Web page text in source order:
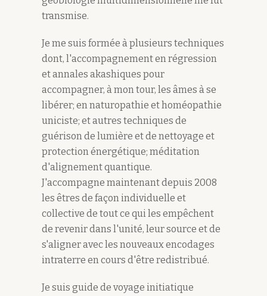
transmise.
Je me suis formée à plusieurs techniques
dont, l'accompagnement en régression
et annales akashiques pour
accompagner, à mon tour, les âmes à se
libérer; en naturopathie et homéopathie
uniciste; et autres techniques de
guérison de lumière et de nettoyage et
protection énergétique; méditation
d'alignement quantique.
J'accompagne maintenant depuis 2008
les êtres de façon individuelle et
collective de tout ce qui les empêchent
de revenir dans l'unité, leur source et de
s'aligner avec les nouveaux encodages
intraterre en cours d'être redistribué.
Je suis guide de voyage initiatique